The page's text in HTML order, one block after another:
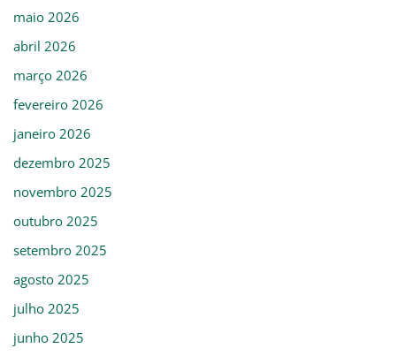
maio 2026
abril 2026
março 2026
fevereiro 2026
janeiro 2026
dezembro 2025
novembro 2025
outubro 2025
setembro 2025
agosto 2025
julho 2025
junho 2025